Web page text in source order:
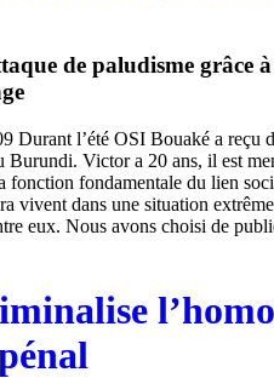
de paludisme grâce
Durant l’été OSI Bouaké a reçu
Victor a 20 ans, il est
fonction fondamentale du lien
vivent dans une situation
eux. Nous avons choisi de